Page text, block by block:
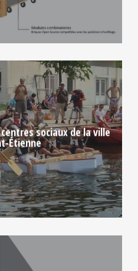
sociaux de la ville
Étienne